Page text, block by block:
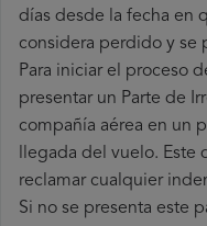
días desde la fecha en
considera perdido y se
Para iniciar el proceso
presentar un Parte de
compañía aérea en un
llegada del vuelo. Este
reclamar cualquier
Si no se presenta este